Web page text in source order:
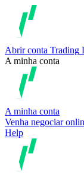
Abrir conta Trading
A minha conta
A minha conta
Venha negociar
Help